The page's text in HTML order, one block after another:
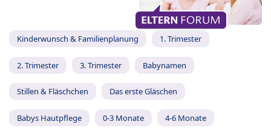
Kinderwunsch & Familienplanung 1. Trimester
2. Trimester 3. Trimester Babynamen
Stillen & Fläschchen Das erste Gläschen
Babys Hautpflege 0-3 Monate 4-6 Monate